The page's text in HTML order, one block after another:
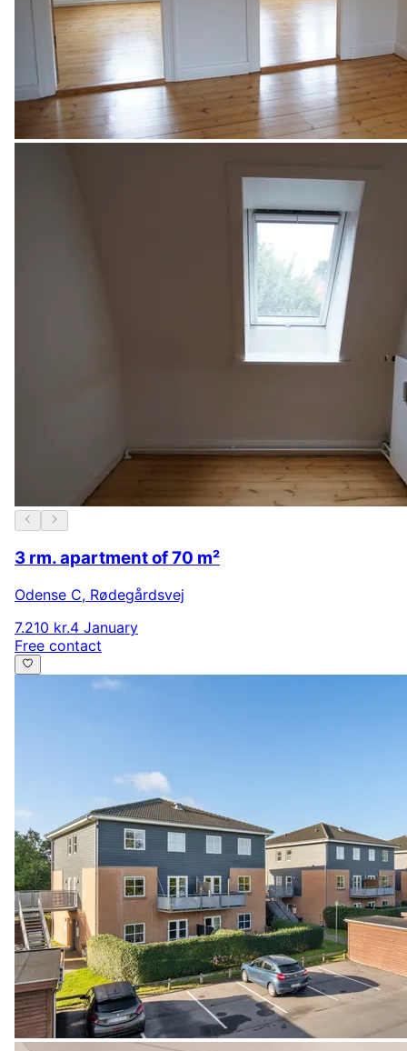
3 rm. apartment of 70 m²
Odense C, Rødegårdsvej
7.210 kr.4 January
Free contact